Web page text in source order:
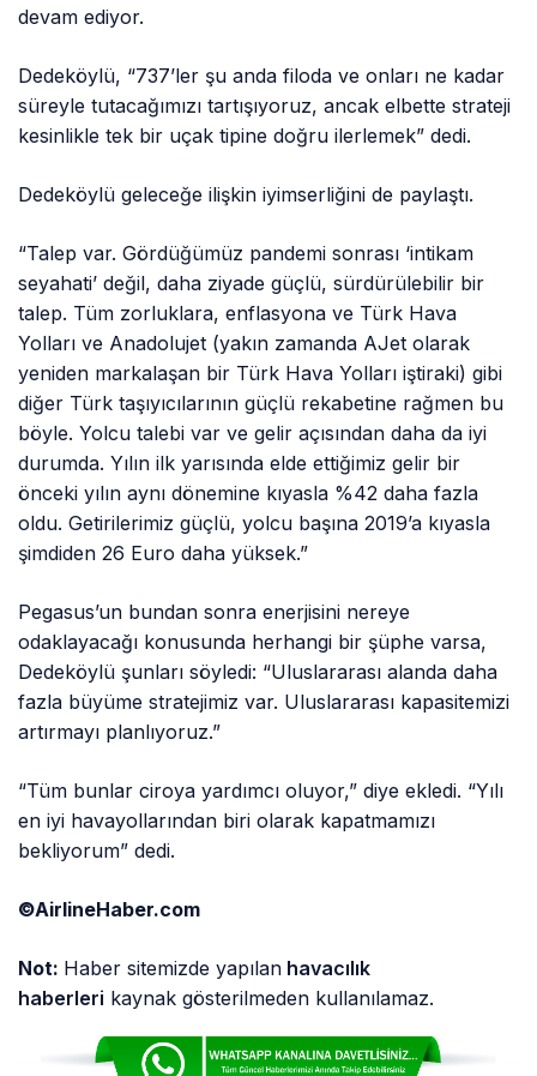
devam ediyor.
Dedeköylü, “737’ler şu anda filoda ve onları ne kadar
süreyle tutacağımızı tartışıyoruz, ancak elbette strateji
kesinlikle tek bir uçak tipine doğru ilerlemek” dedi.
Dedeköylü geleceğe ilişkin iyimserliğini de paylaştı.
“Talep var. Gördüğümüz pandemi sonrası ‘intikam
seyahati’ değil, daha ziyade güçlü, sürdürülebilir bir
talep. Tüm zorluklara, enflasyona ve Türk Hava
Yolları ve Anadolujet (yakın zamanda AJet olarak
yeniden markalaşan bir Türk Hava Yolları iştiraki) gibi
diğer Türk taşıyıcılarının güçlü rekabetine rağmen bu
böyle. Yolcu talebi var ve gelir açısından daha da iyi
durumda. Yılın ilk yarısında elde ettiğimiz gelir bir
önceki yılın aynı dönemine kıyasla %42 daha fazla
oldu. Getirilerimiz güçlü, yolcu başına 2019’a kıyasla
şimdiden 26 Euro daha yüksek.”
Pegasus’un bundan sonra enerjisini nereye
odaklayacağı konusunda herhangi bir şüphe varsa,
Dedeköylü şunları söyledi: “Uluslararası alanda daha
fazla büyüme stratejimiz var. Uluslararası kapasitemizi
artırmayı planlıyoruz.”
“Tüm bunlar ciroya yardımcı oluyor,” diye ekledi. “Yılı
en iyi havayollarından biri olarak kapatmamızı
bekliyorum” dedi.
©AirlineHaber.com
Not: Haber sitemizde yapılan havacılık
haberleri kaynak gösterilmeden kullanılamaz.